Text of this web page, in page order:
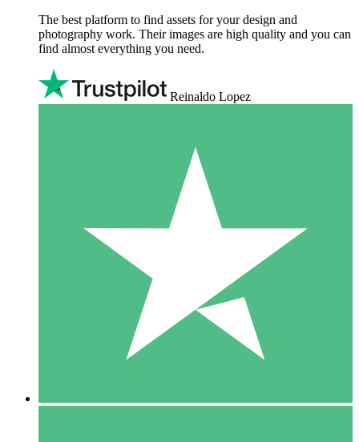
The best platform to find assets for your design and
photography work. Their images are high quality and you can
find almost everything you need.
Reinaldo Lopez